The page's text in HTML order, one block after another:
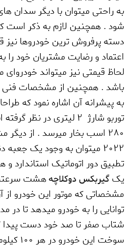
به راحتی میتوان با دیگر سدان
شود . همچنین لازم به ذکر است
دسته پرفروش ترین خودروها نیز
اعتماد و رضایت مشتریان خود را
لحاظ قیمتی نیز میتواند خودروای
باشد . همچنین از مشخصات فنی
به پیشرانه آن اشاره نمود که
توربو شارژ 2 لیتری در
280 اسب بخار میرسد . از
2022 میتوان به وجود یک
تطبیق دور اتوماتیک استاندارد
یک گیربکس دوکلاچههشت سرعته
مشخصاتی که موتور این خودرو از
شتاب صفر تا صد خود دست